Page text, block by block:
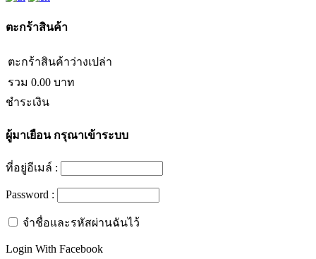
ตะกร้าสินค้า
ตะกร้าสินค้าว่างเปล่า
รวม 0.00 บาท
ชำระเงิน
ผู้มาเยือนกรุณาเข้าระบบ
ที่อยู่อีเมล์ :
Password :
จำชื่อและรหัสผ่านฉันไว้
Login With Facebook